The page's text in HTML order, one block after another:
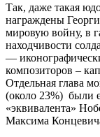
Так, даже такая
награждены
мировую войну, в
находчивости
—
композиторов –
Отдельная глава
(около 23%) были
«эквивалента»
Максима